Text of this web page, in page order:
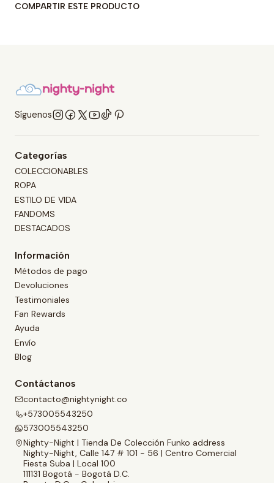
COMPARTIR ESTE PRODUCTO
Síguenos
Categorías
COLECCIONABLES
ROPA
ESTILO DE VIDA
FANDOMS
DESTACADOS
Información
Métodos de pago
Devoluciones
Testimoniales
Fan Rewards
Ayuda
Envío
Blog
Contáctanos
contacto@nightynight.co
+573005543250
573005543250
Nighty-Night | Tienda De Colección Funko address
Nighty-Night, Calle 147 # 101 - 56 | Centro Comercial
Fiesta Suba | Local 100
111131 Bogotá - Bogotá D.C.